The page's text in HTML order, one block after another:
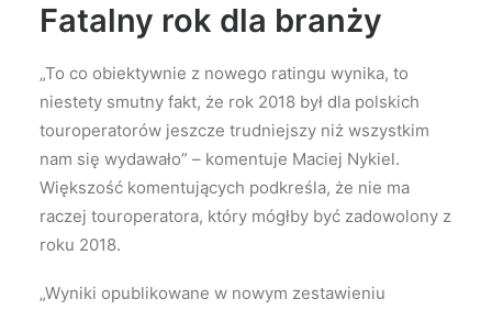
Fatalny rok dla branży
„To co obiektywnie z nowego ratingu wynika, to
niestety smutny fakt, że rok 2018 był dla polskich
touroperatorów jeszcze trudniejszy niż wszystkim
nam się wydawało” – komentuje Maciej Nykiel.
Większość komentujących podkreśla, że nie ma
raczej touroperatora, który mógłby być zadowolony z
roku 2018.
„Wyniki opublikowane w nowym zestawieniu